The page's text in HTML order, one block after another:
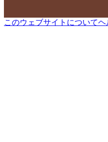
このウェブサイトについてヘ